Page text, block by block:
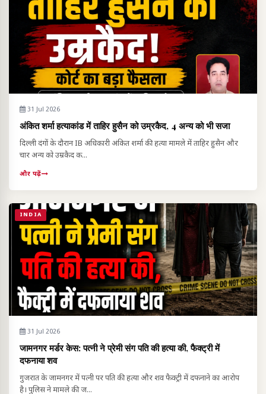
31 Jul 2026
अंकित शर्मा हत्याकांड में ताहिर हुसैन को उम्रकैद, 4 अन्य को भी सजा
दिल्ली दंगों के दौरान IB अधिकारी अंकित शर्मा की हत्या मामले में ताहिर हुसैन और
चार अन्य को उम्रकैद क...
और पढ़ें
INDIA
31 Jul 2026
जामनगर मर्डर केस: पत्नी ने प्रेमी संग पति की हत्या की, फैक्ट्री में
दफनाया शव
गुजरात के जामनगर में पत्नी पर पति की हत्या और शव फैक्ट्री में दफनाने का आरोप
है। पुलिस ने मामले की ज...